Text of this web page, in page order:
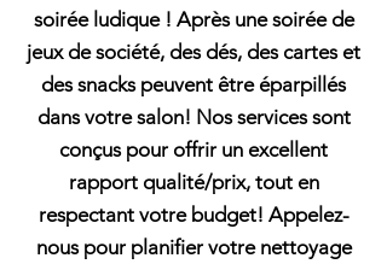
soirée ludique ! Après une soirée de
jeux de société, des dés, des cartes et
des snacks peuvent être éparpillés
dans votre salon! Nos services sont
conçus pour offrir un excellent
rapport qualité/prix, tout en
respectant votre budget! Appelez-
nous pour planifier votre nettoyage